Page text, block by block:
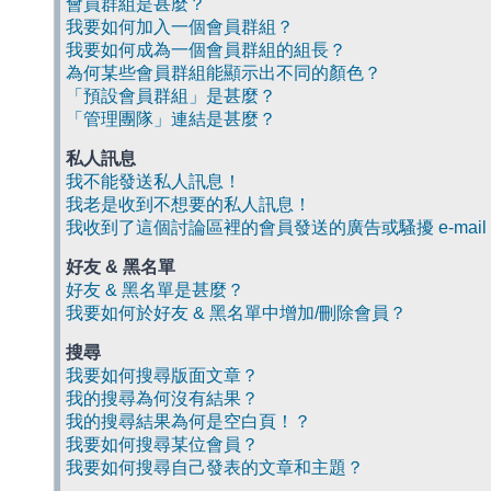
會員群組是甚麼？
我要如何加入一個會員群組？
我要如何成為一個會員群組的組長？
為何某些會員群組能顯示出不同的顏色？
「預設會員群組」是甚麼？
「管理團隊」連結是甚麼？
私人訊息
我不能發送私人訊息！
我老是收到不想要的私人訊息！
我收到了這個討論區裡的會員發送的廣告或騷擾 e-mail
好友 & 黑名單
好友 & 黑名單是甚麼？
我要如何於好友 & 黑名單中增加/刪除會員？
搜尋
我要如何搜尋版面文章？
我的搜尋為何沒有結果？
我的搜尋結果為何是空白頁！？
我要如何搜尋某位會員？
我要如何搜尋自己發表的文章和主題？